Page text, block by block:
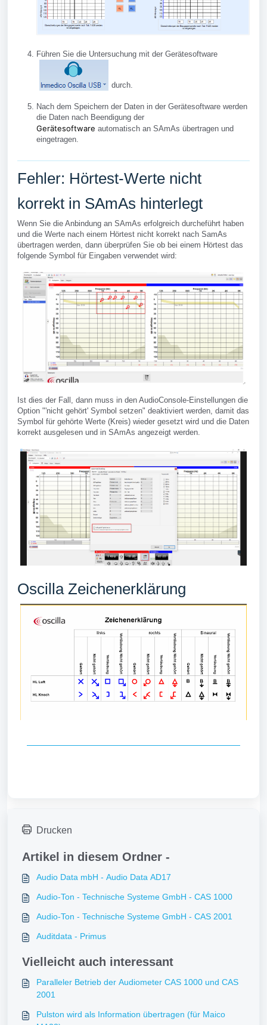
Führen Sie die Untersuchung mit der Gerätesoftware
durch.
Nach dem Speichern der Daten in der Gerätesoftware werden
die Daten nach Beendigung der
Gerätesoftware automatisch an SAmAs übertragen und
eingetragen.
Fehler: Hörtest-Werte nicht
korrekt in SAmAs hinterlegt
Wenn Sie die Anbindung an SAmAs erfolgreich durcheführt haben
und die Werte nach einem Hörtest nicht korrekt nach SamAs
übertragen werden, dann überprüfen Sie ob bei einem Hörtest das
folgende Symbol für Eingaben verwendet wird:
Ist dies der Fall, dann muss in den AudioConsole-Einstellungen die
Option "'nicht gehört' Symbol setzen" deaktiviert werden, damit das
Symbol für gehörte Werte (Kreis) wieder gesetzt wird und die Daten
korrekt ausgelesen und in SAmAs angezeigt werden.
Oscilla Zeichenerklärung
Drucken
Artikel in diesem Ordner -
Audio Data mbH - Audio Data AD17
Audio-Ton - Technische Systeme GmbH - CAS 1000
Audio-Ton - Technische Systeme GmbH - CAS 2001
Auditdata - Primus
Vielleicht auch interessant
Paralleler Betrieb der Audiometer CAS 1000 und CAS
2001
Pulston wird als Information übertragen (für Maico